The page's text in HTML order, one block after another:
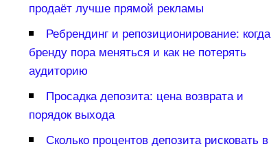
продаёт лучше прямой рекламы
Ребрендинг и репозиционирование: когда
ренду пора меняться и как не потерять
аудиторию
Просадка депозита: цена возврата и
порядок выхода
Сколько процентов депозита рисковать